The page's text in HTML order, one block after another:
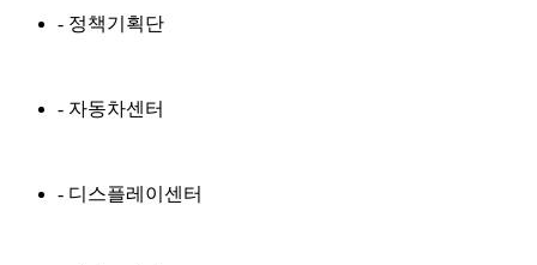
- 정책기획단
- 자동차센터
- 디스플레이센터